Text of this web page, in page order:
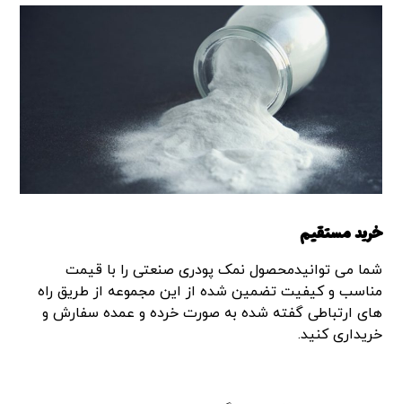
خرید مستقیم
شما می توانیدمحصول نمک پودری صنعتی را با قیمت
مناسب و کیفیت تضمین شده از این مجموعه از طریق راه
های ارتباطی گفته شده به صورت خرده و عمده سفارش و
خریداری کنید.